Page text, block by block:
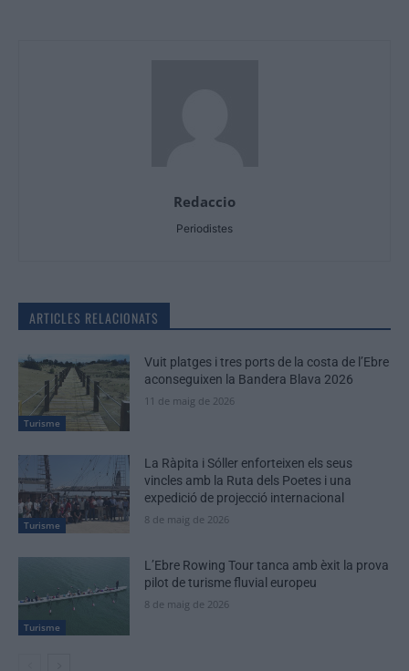
Redaccio
Periodistes
ARTICLES RELACIONATS
Turisme
Vuit platges i tres ports de la costa de l’Ebre
aconseguixen la Bandera Blava 2026
11 de maig de 2026
Turisme
La Ràpita i Sóller enforteixen els seus
vincles amb la Ruta dels Poetes i una
expedició de projecció internacional
8 de maig de 2026
Turisme
L’Ebre Rowing Tour tanca amb èxit la prova
pilot de turisme fluvial europeu
8 de maig de 2026